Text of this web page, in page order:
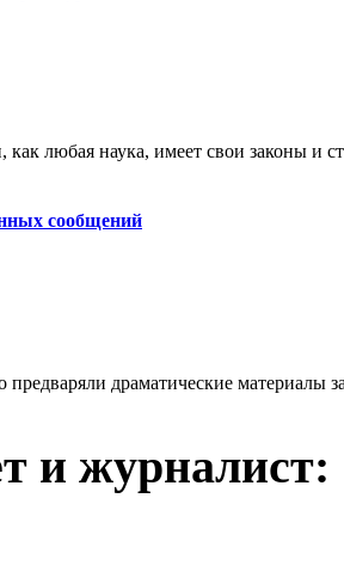
любая наука, имеет свои законы и
сообщений
драматические материалы
и журналист: